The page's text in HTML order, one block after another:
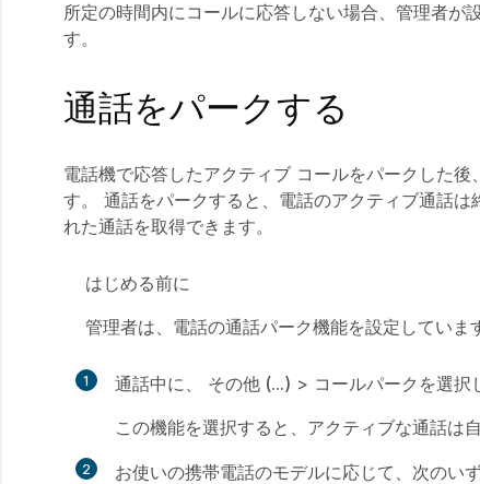
所定の時間内にコールに応答しない場合、管理者が
す。
通話をパークする
電話機で応答したアクティブ コールをパークした
す。 通話をパークすると、電話のアクティブ通話
れた通話を取得できます。
はじめる前に
管理者は、電話の通話パーク機能を設定していま
1 通話中に、 その他 (…) > コールパークを選択
この機能を選択すると、アクティブな通話は
2 お使いの携帯電話のモデルに応じて、次のい